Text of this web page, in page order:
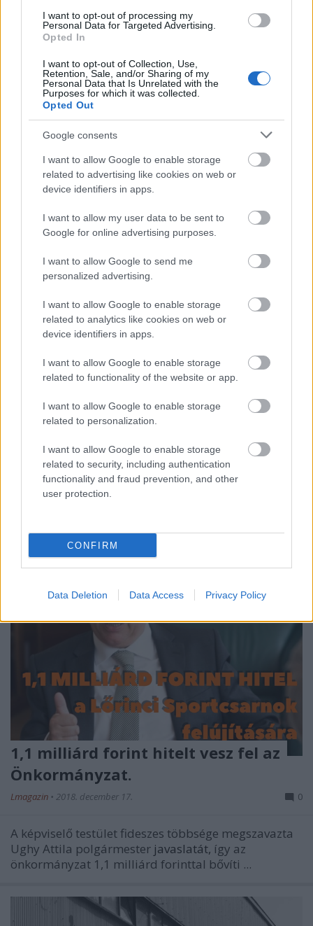
I want to opt-out of processing my
Personal Data for Targeted Advertising.
Opted In
I want to opt-out of Collection, Use,
Retention, Sale, and/or Sharing of my
Personal Data that Is Unrelated with the
Purposes for which it was collected.
Opted Out
Google consents
I want to allow Google to enable storage
related to advertising like cookies on web or
device identifiers in apps.
I want to allow my user data to be sent to
Google for online advertising purposes.
I want to allow Google to send me
personalized advertising.
I want to allow Google to enable storage
related to analytics like cookies on web or
device identifiers in apps.
I want to allow Google to enable storage
related to functionality of the website or app.
I want to allow Google to enable storage
related to personalization.
I want to allow Google to enable storage
related to security, including authentication
functionality and fraud prevention, and other
user protection.
CONFIRM
Data Deletion Data Access Privacy Policy
Szaniszló Sándor - a 18. kerület
polgármester jelöltje
Lmagazin•2019. április 06.
Fiatal korát Aradon töltötte, negyvenkilenc éves, egy
tízéves éves ikerpár édesapja. Közgazdász, angol
felsőfokú nyelvvizsgája van. 2010 előtt ...
Újabb 500 millióval drágul a Lőrinci
Sportcsarnok
Lmagazin•2018. december 19.
Ughy Attila saját facebook oldalán jelentette be,
hogy 5 nap alatt újabb 500 millió forinttal drágult a
Lőrinci Sportcsarnok felújítása. Már 2,7 ...
1,1 milliárd forint hitelt vesz fel az
Önkormányzat.
Lmagazin • 2018. december 17. 0
A képviselő testület fideszes többsége megszavazta
Ughy Attila polgármester javaslatát, így az
önkormányzat 1,1 milliárd forinttal bővíti ...